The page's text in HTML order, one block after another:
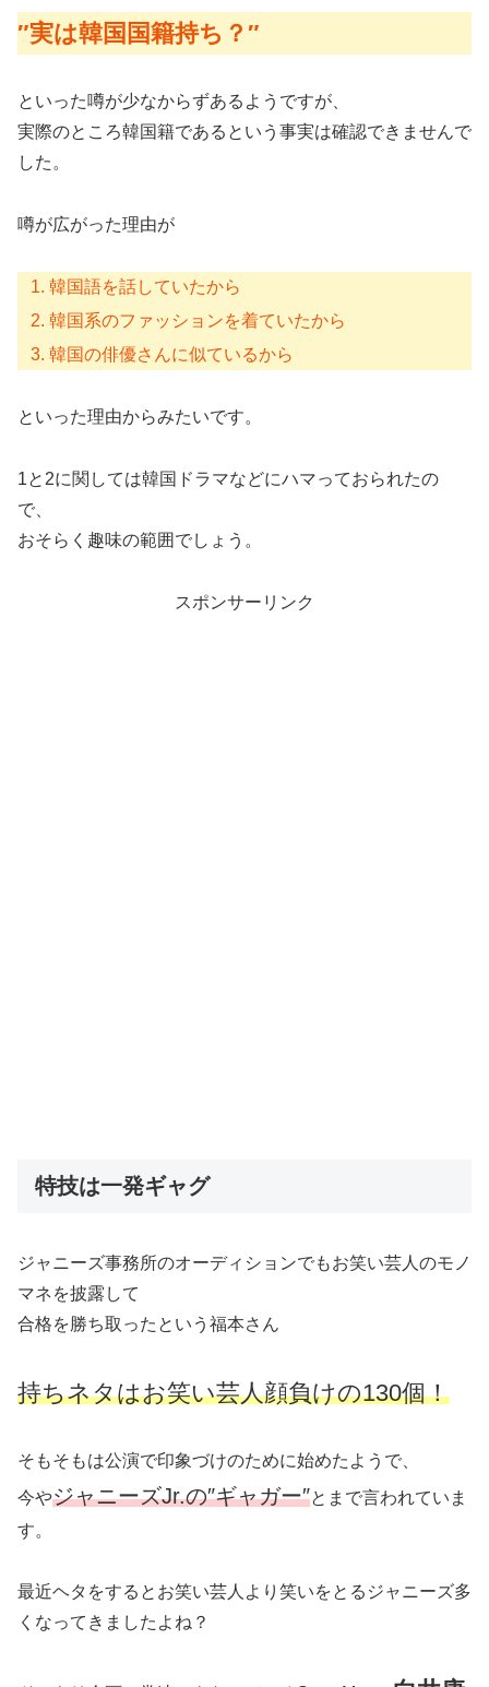
″実は韓国国籍持ち？″
といった噂が少なからずあるようですが、
実際のところ韓国籍であるという事実は確認できませんで
した。
噂が広がった理由が
韓国語を話していたから
韓国系のファッションを着ていたから
韓国の俳優さんに似ているから
といった理由からみたいです。
1と2に関しては韓国ドラマなどにハマっておられたの
で、
おそらく趣味の範囲でしょう。
スポンサーリンク
特技は一発ギャグ
ジャニーズ事務所のオーディションでもお笑い芸人のモノ
マネを披露して
合格を勝ち取ったという福本さん
持ちネタはお笑い芸人顔負けの130個！
そもそもは公演で印象づけのために始めたようで、
今やジャニーズJr.の″ギャガー″とまで言われていま
す。
最近ヘタをするとお笑い芸人より笑いをとるジャニーズ多
くなってきましたよね？